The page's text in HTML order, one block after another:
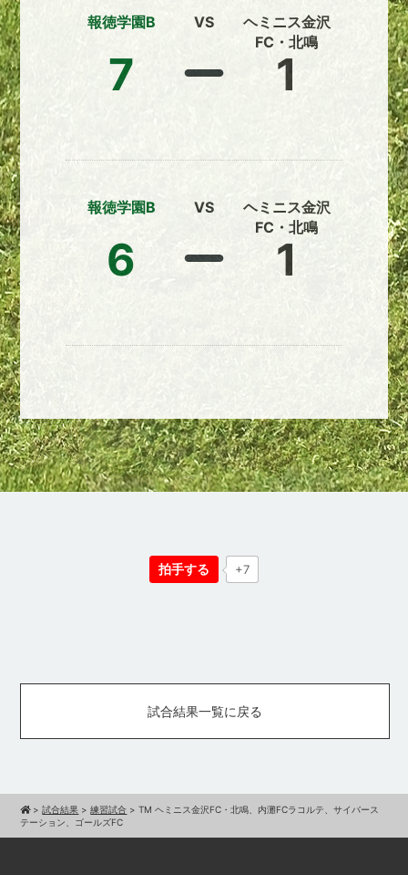
報徳学園B
7
VS
ヘミニス金沢
FC・北鳴
1
報徳学園B
6
VS
ヘミニス金沢
FC・北鳴
1
拍手する +7
試合結果一覧に戻る
>試合結果 >練習試合 >TM ヘミニス金沢FC・北鳴、内灘FCラコルテ、サイバース
テーション、ゴールズFC